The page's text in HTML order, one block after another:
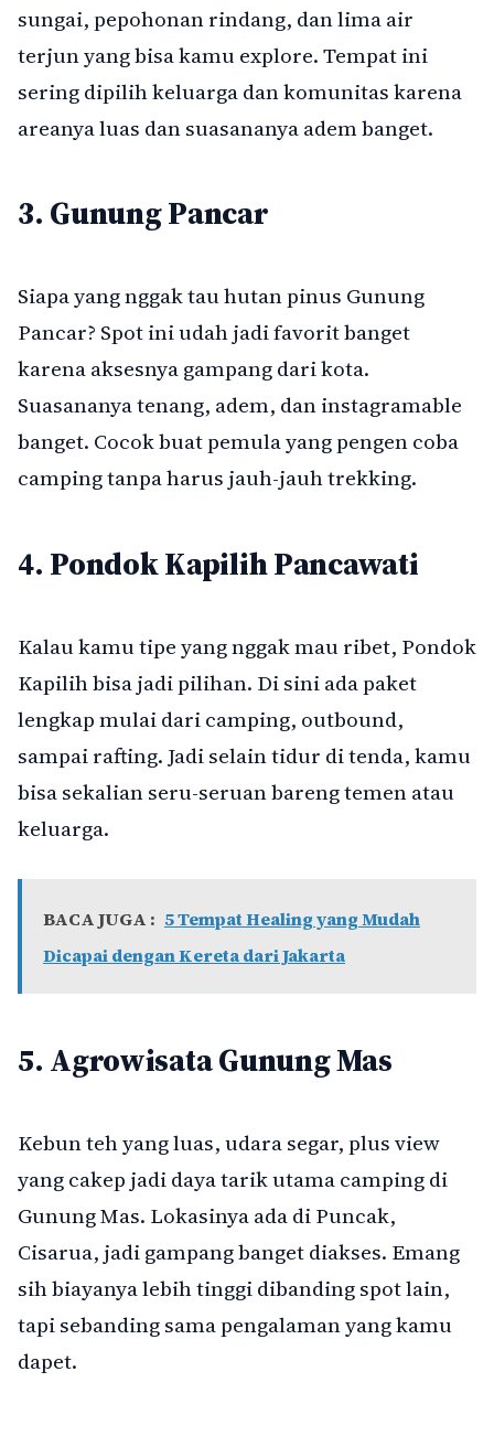
sungai, pepohonan rindang, dan lima air
terjun yang bisa kamu explore. Tempat ini
sering dipilih keluarga dan komunitas karena
areanya luas dan suasananya adem banget.
3. Gunung Pancar
Siapa yang nggak tau hutan pinus Gunung
Pancar? Spot ini udah jadi favorit banget
karena aksesnya gampang dari kota.
Suasananya tenang, adem, dan instagramable
banget. Cocok buat pemula yang pengen coba
camping tanpa harus jauh-jauh trekking.
4. Pondok Kapilih Pancawati
Kalau kamu tipe yang nggak mau ribet, Pondok
Kapilih bisa jadi pilihan. Di sini ada paket
lengkap mulai dari camping, outbound,
sampai rafting. Jadi selain tidur di tenda, kamu
bisa sekalian seru-seruan bareng temen atau
keluarga.
BACA JUGA : 5 Tempat Healing yang Mudah
Dicapai dengan Kereta dari Jakarta
5. Agrowisata Gunung Mas
Kebun teh yang luas, udara segar, plus view
yang cakep jadi daya tarik utama camping di
Gunung Mas. Lokasinya ada di Puncak,
Cisarua, jadi gampang banget diakses. Emang
sih biayanya lebih tinggi dibanding spot lain,
tapi sebanding sama pengalaman yang kamu
dapet.